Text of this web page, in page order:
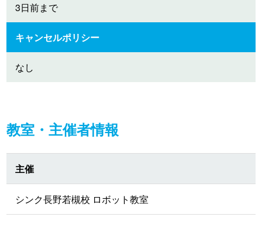
3日前まで
キャンセルポリシー
なし
教室・主催者情報
主催
シンク長野若槻校 ロボット教室